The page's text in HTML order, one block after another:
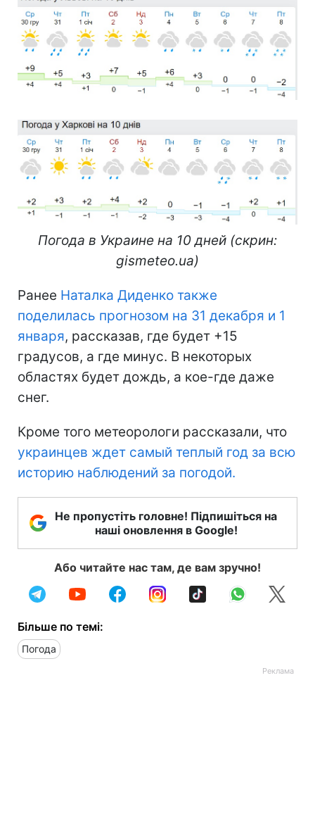
Погода в Украине на 10 дней (скрин:
gismeteo.ua)
Ранее Наталка Диденко также
поделилась прогнозом на 31 декабря и 1
января, рассказав, где будет +15
градусов, а где минус. В некоторых
областях будет дождь, а кое-где даже
снег.
Кроме того метеорологи рассказали, что
украинцев ждет самый теплый год за всю
историю наблюдений за погодой.
Не пропустіть головне! Підпишіться на
наші оновлення в Google!
Або читайте нас там, де вам зручно!
Більше по темі:
Погода